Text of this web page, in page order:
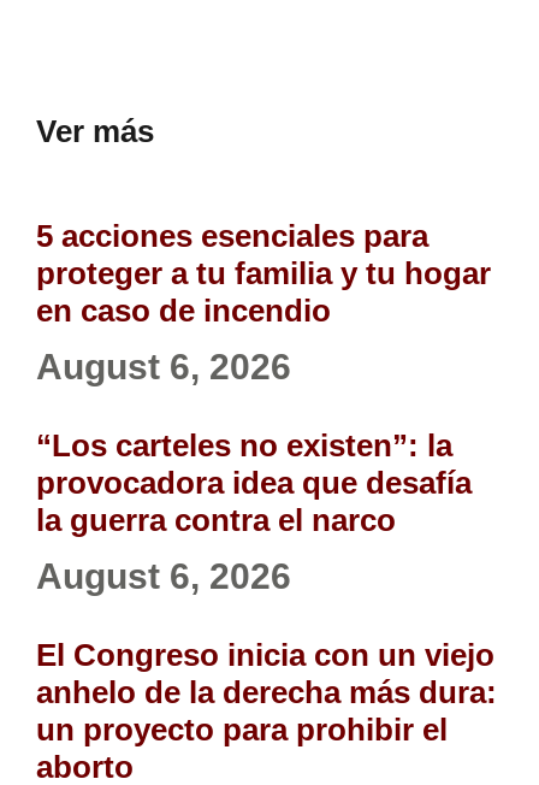
Ver más
5 acciones esenciales para
proteger a tu familia y tu hogar
en caso de incendio
August 6, 2026
“Los carteles no existen”: la
provocadora idea que desafía
la guerra contra el narco
August 6, 2026
El Congreso inicia con un viejo
anhelo de la derecha más dura:
un proyecto para prohibir el
aborto